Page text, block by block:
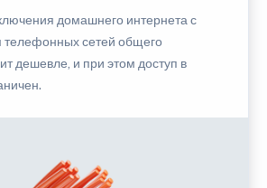
домашнего интернета с
телефонных сетей общего
дешевле, и при этом доступ в